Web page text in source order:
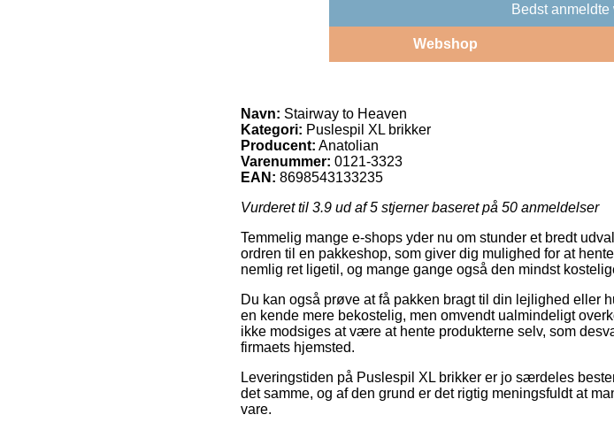
Bedst
Webshop
Navn: Stairway to Heaven
Kategori: Puslespil XL brikker
Producent: Anatolian
Varenummer: 0121-3323
EAN: 8698543133235
Vurderet til 3.9 ud af 5 stjerner baseret på 50 anmeldelser
Temmelig mange e-shops yder nu om stunder et bredt
ordren til en pakkeshop, som giver dig mulighed for at
nemlig ret ligetil, og mange gange også den mindst
Du kan også prøve at få pakken bragt til din lejlighed eller
en kende mere bekostelig, men omvendt ualmindeligt
ikke modsiges at være at hente produkterne selv, som
firmaets hjemsted.
Leveringstiden på Puslespil XL brikker er jo særdeles
det samme, og af den grund er det rigtig meningsfuldt at
vare.